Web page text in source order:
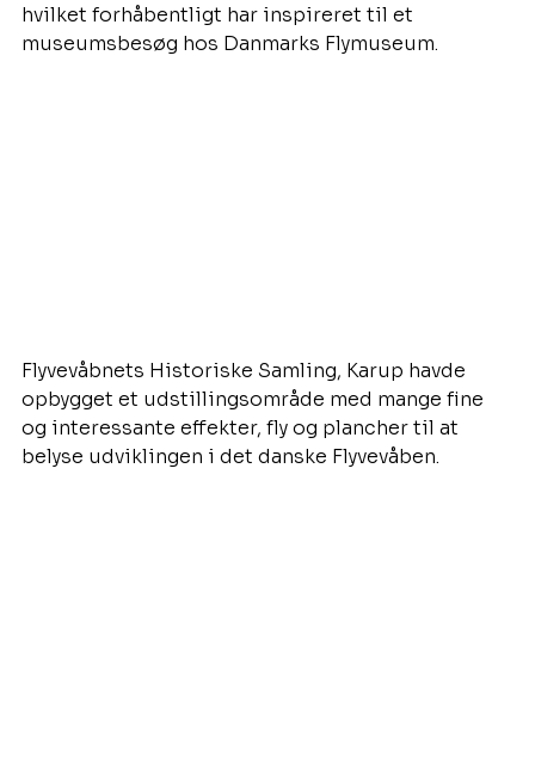
hvilket forhåbentligt har inspireret til et
museumsbesøg hos Danmarks Flymuseum.
Flyvevåbnets Historiske Samling, Karup havde
opbygget et udstillingsområde med mange fine
og interessante effekter, fly og plancher til at
belyse udviklingen i det danske Flyvevåben.